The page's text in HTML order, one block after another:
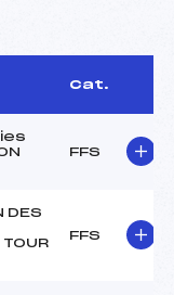
Cat.
FFS
DES
FFS